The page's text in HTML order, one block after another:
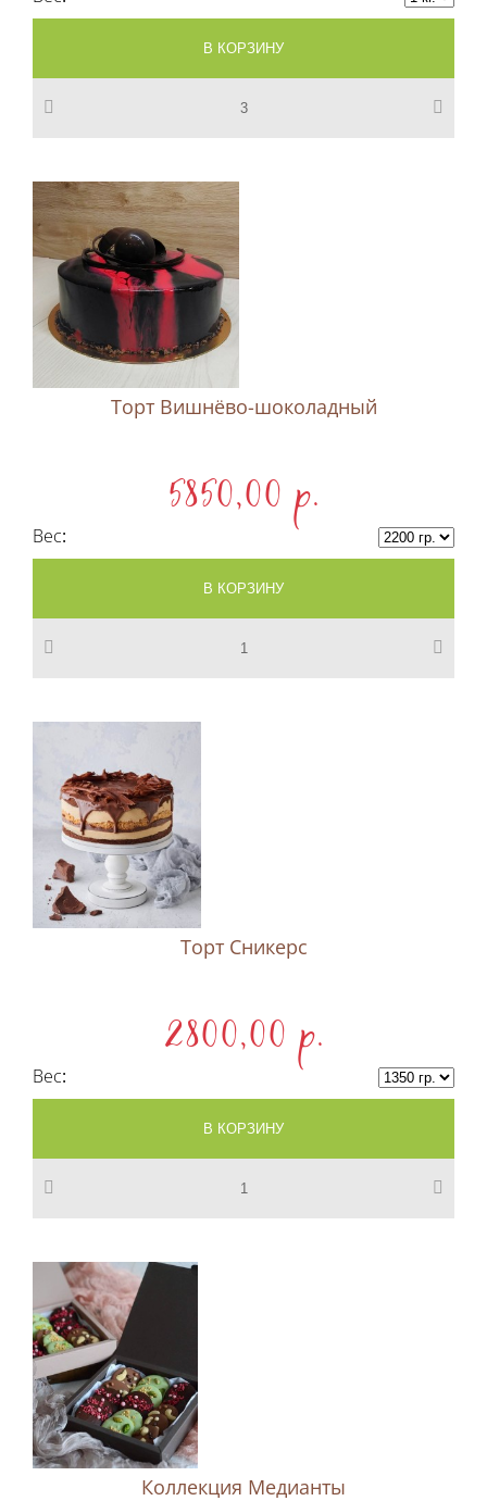
Торт Вишнёво-шоколадный
5850,00 p.
Вес
Торт Сникерс
2800,00 p.
Вес
Коллекция Медианты